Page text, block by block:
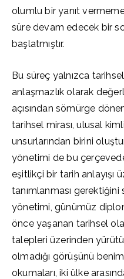
olumlu bir yanıt
süre devam edecek bir
başlatmıştır.
Bu süreç yalnızca
anlaşmazlık olarak
açısından sömürge
tarihsel mirası, ulusal
unsurlarından birini
yönetimi de bu
eşitlikçi bir tarih anlayışı
tanımlanması
yönetimi, günümüz
önce yaşanan tarihsel
talepleri üzerinden
olmadığı görüşünü
okumaları, iki ülke